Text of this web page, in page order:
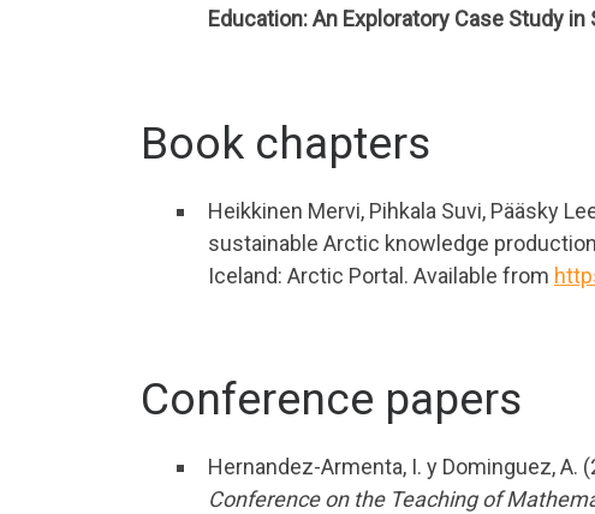
Education: An Exploratory Case Study in
Book chapters
Heikkinen Mervi, Pihkala Suvi, Pääsky
sustainable Arctic knowledge
Iceland: Arctic Portal. Available from
Conference papers
Hernandez-Armenta, I. y Dominguez, A.
Conference on the Teaching of